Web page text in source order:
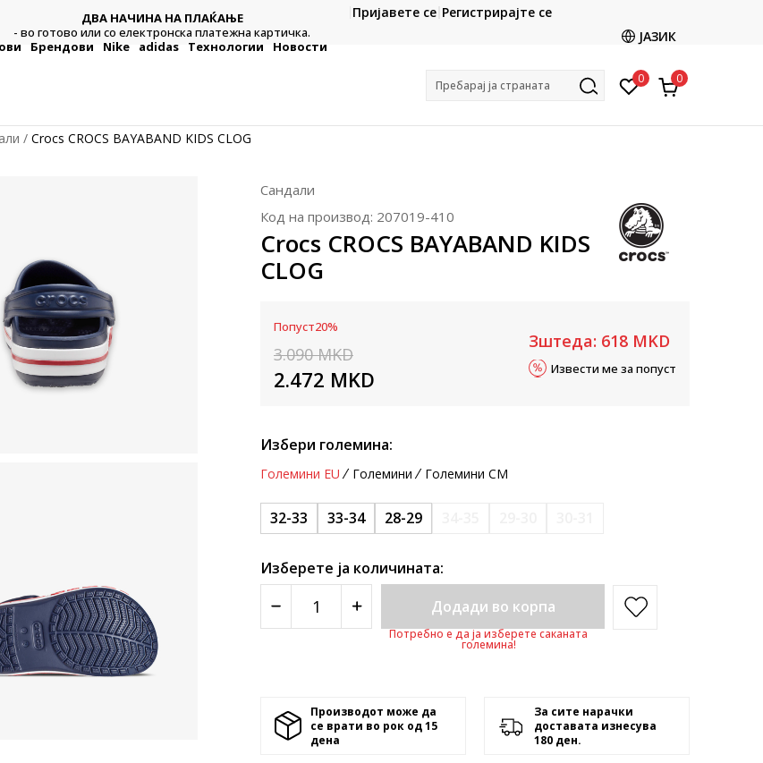
ДВА НАЧИНА НА ПЛАЌАЊЕ
- во готово или со електронска платежна картичка.
CLICK & COLLECT
Платете со картичка online и подигнете во продавницата
Пријавете се Регистрирајте се
ЈАЗИК
Брендови Nike adidas Технологии Новости
Пребарај ја страната 0 0
Crocs CROCS BAYABAND KIDS CLOG
Сандали
Код на производ: 207019-410
Crocs CROCS BAYABAND KIDS
CLOG
Попуст20%
3.090 MKD
2.472 MKD
Зштеда: 618 MKD
Извести ме за попуст
Избери големина:
Големини EU Големини Големини CM
32-33 33-34 28-29
Изберете ја количината:
Додади во корпа
Потребно е да ја изберете саканата
големина!
Производот може да
се врати во рок од 15
денa
За сите нарачки
доставата изнесува
180 ден.